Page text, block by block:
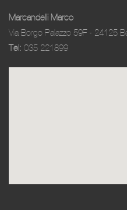
Marcandelli Marco
Via Borgo Palazzo 59F - 24125
Tel: 035 221899